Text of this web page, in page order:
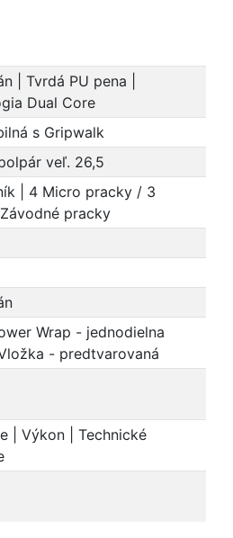
| Tvrdá PU pena |
Dual Core
s Gripwalk
veľ. 26,5
| 4 Micro pracky / 3
pracky
Wrap - jednodielna
- predtvarovaná
| Výkon | Technické